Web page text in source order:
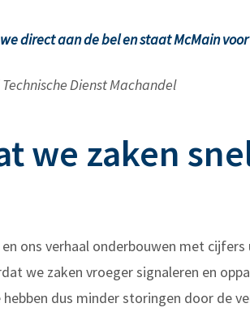
direct aan de bel en staat McMain
Dienst Machandel
we zaken
ons verhaal onderbouwen met cijfers
we zaken vroeger signaleren en
dus minder storingen door de